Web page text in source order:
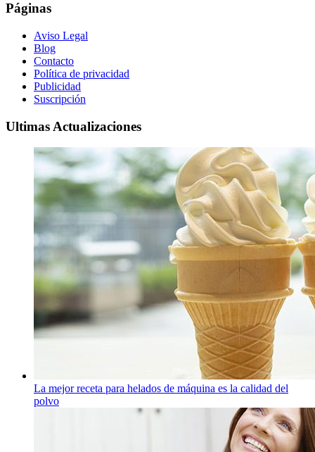
Páginas
Aviso Legal
Blog
Contacto
Política de privacidad
Publicidad
Suscripción
Ultimas Actualizaciones
La mejor receta para helados de máquina es la calidad del
polvo